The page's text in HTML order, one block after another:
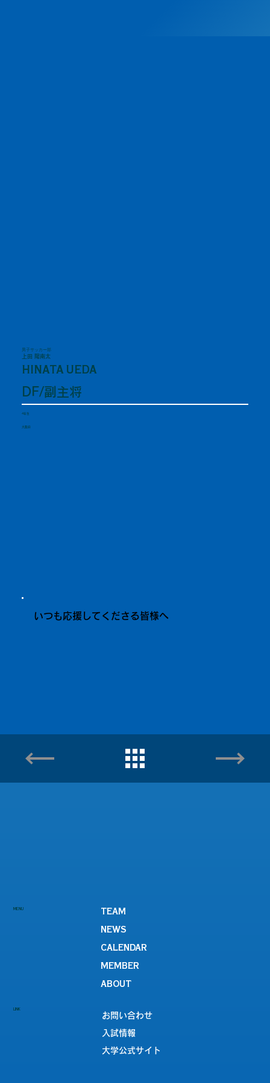
男子サッカー部
上田 陽南太
HINATA UEDA
DF/副主将
4年生
大阪府
いつも応援してくださる皆様へ
MENU
TEAM
NEWS
CALENDAR
MEMBER
ABOUT
LINK
お問い合わせ
入試情報
大学公式サイト